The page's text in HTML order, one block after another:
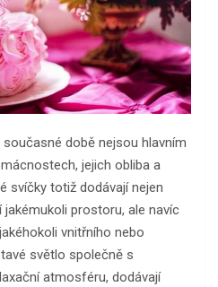
době nejsou hlavním
jejich obliba a
svíčky totiž dodávají nejen
prostoru, ale navíc
vnitřního nebo
světlo společně s
atmosféru, dodávají